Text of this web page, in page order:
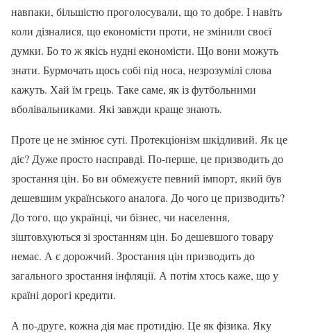
навпаки, більшістю проголосували, що то добре. І навіть
коли дізналися, що економісти проти, не змінили своєї
думки. Бо то ж якісь нудні економісти. Що вони можуть
знати. Бурмочать щось собі під носа, незрозумілі слова
кажуть. Хай їм грець. Таке саме, як із футбольними
вболівальниками. Які завжди краще знають.
Проте це не змінює суті. Протекціонізм шкідливий. Як це
діє? Дуже просто насправді. По-перше, це призводить до
зростання цін. Бо ви обмежуєте певний імпорт, який був
дешевшим українського аналога. До чого це призводить?
До того, що українці, чи бізнес, чи населення,
зіштовхуються зі зростанням цін. Бо дешевшого товару
немає. А є дорожчий. Зростання цін призводить до
загального зростання інфляції. А потім хтось каже, що у
країні дорогі кредити.
А по-друге, кожна дія має протидію. Це як фізика. Яку